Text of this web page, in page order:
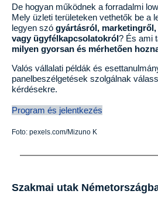
De hogyan működnek a forradalmi
Mely üzleti területeken vethetők be a
legyen szó gyártásról,
vagy ügyfélkapcsolatokról? És ami
milyen gyorsan és mérhetően
Valós vállalati példák és
panelbeszélgetések szolgálnak
kérdésekre.
Program és jelentkezés
Foto: pexels.com/Mizuno K
Szakmai utak